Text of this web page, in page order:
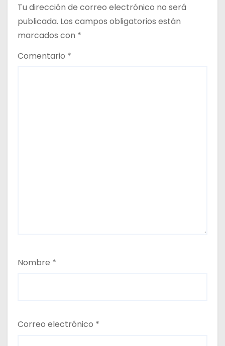
d
a
s
Tu dirección de correo electrónico no será
publicada. Los campos obligatorios están
marcados con *
Comentario *
Nombre *
Correo electrónico *